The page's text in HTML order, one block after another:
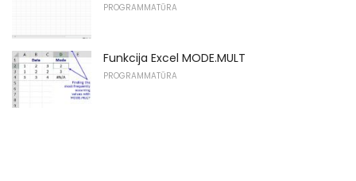
PROGRAMMATŪRA
Funkcija Excel MODE.MULT
PROGRAMMATŪRA